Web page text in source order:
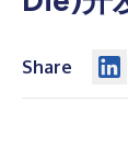
Share